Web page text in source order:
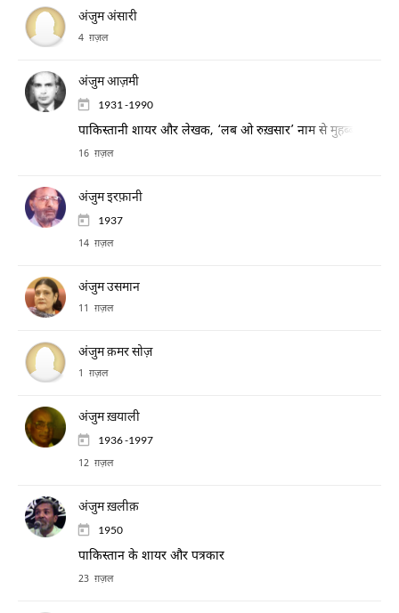
अंजुम अंसारी
4 ग़ज़ल
अंजुम आज़मी
1931 -1990
पाकिस्तानी शायर और लेखक, ‘लब ओ रुख़सार’ नाम से मुहब्बत की
16 ग़ज़ल
अंजुम इरफ़ानी
1937
14 ग़ज़ल
अंजुम उसमान
11 ग़ज़ल
अंजुम क़मर सोज़
1 ग़ज़ल
अंजुम ख़याली
1936 -1997
12 ग़ज़ल
अंजुम ख़लीक़
1950
पाकिस्तान के शायर और पत्रकार
23 ग़ज़ल